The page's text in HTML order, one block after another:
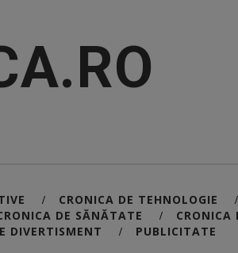
/ CRONICA DE TEHNOLOGIE /
DE SĂNĂTATE / CRONICA
DIVERTISMENT / PUBLICITATE